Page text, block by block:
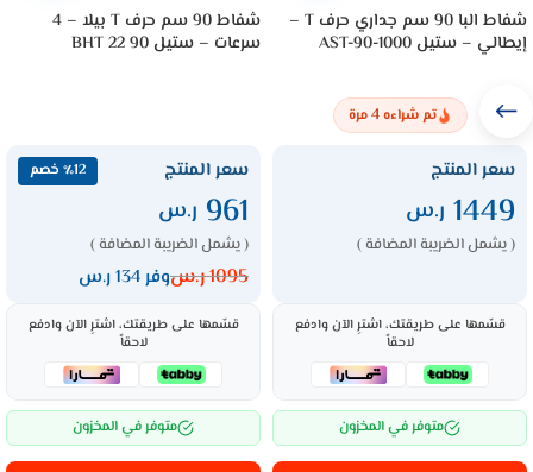
شفاط البا 90 سم جداري حرف T –
إيطالي – ستيل AST-90-1000
تم شراءه4مرة
سعر المنتج
1449 ر.س
( يشمل الضريبة المضافة )
قسّمها على طريقتك، اشترِ الآن وادفع
لاحقاً
متوفر في المخزون
شفاط 90 سم حرف T بيلا – 4
سرعات – ستيل BHT 22 90
سعر المنتج ٪12 خصم
961 ر.س
( يشمل الضريبة المضافة )
1095ر.سوفر 134 ر.س
قسّمها على طريقتك، اشترِ الآن وادفع
لاحقاً
متوفر في المخزون